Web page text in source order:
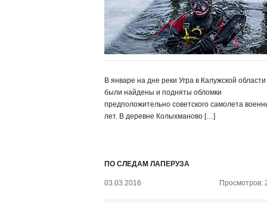
В январе на дне реки Угра в Калужской области
были найдены и подняты обломки
предположительно советского самолета
лет. В деревне Колыхманово […]
ПО СЛЕДАМ ЛАПЕРУЗА
03.03.2016 Просмотров: